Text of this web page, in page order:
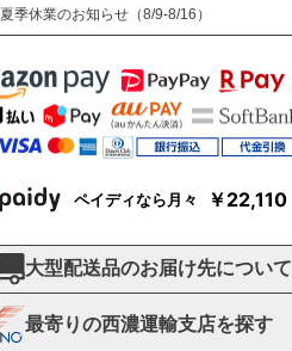
夏季休業のお知らせ（8/9-8/16）
ペイディなら月々 ￥22,110
大型配送品のお届け先について
最寄りの西濃運輸支店を探す